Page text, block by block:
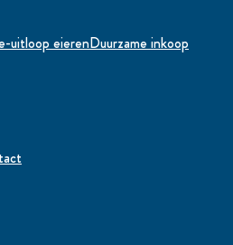
uitloop eierenDuurzame inkoop